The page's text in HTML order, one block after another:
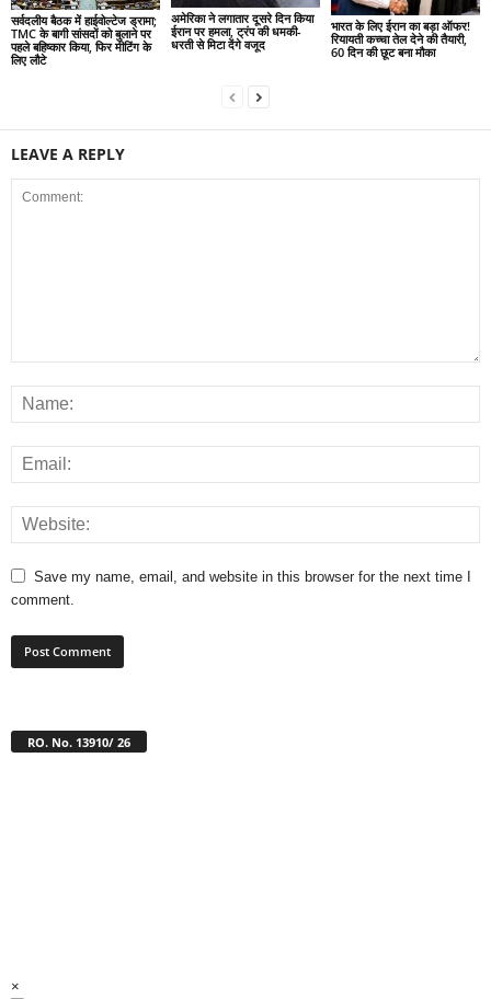
सर्वदलीय बैठक में हाईवोल्टेज ड्रामा;
TMC के बागी सांसदों को बुलाने पर
पहले बहिष्कार किया, फिर मीटिंग के
लिए लौटे
अमेरिका ने लगातार दूसरे दिन किया
ईरान पर हमला, ट्रंप की धमकी-
धरती से मिटा देंगे वजूद
भारत के लिए ईरान का बड़ा ऑफर!
रियायती कच्चा तेल देने की तैयारी,
60 दिन की छूट बना मौका
LEAVE A REPLY
Save my name, email, and website in this browser for the next time I
comment.
RO. No. 13910/ 26
×